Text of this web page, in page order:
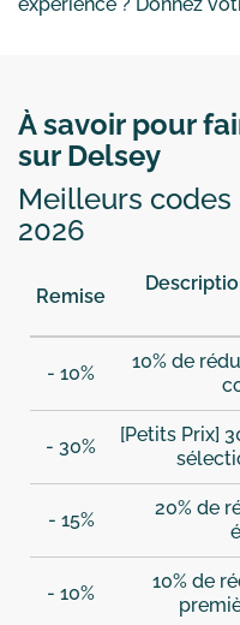
expérience ? Donnez
À savoir pour
sur Delsey
Meilleurs codes
2026
Remise
- 10%
10% de
- 30%
[Petits Prix]
- 15%
20% de
- 10%
10% de